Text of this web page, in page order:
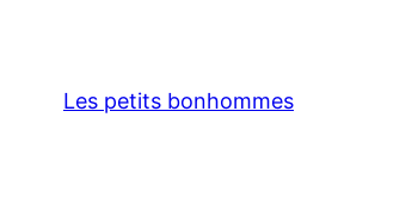
Les petits bonhommes